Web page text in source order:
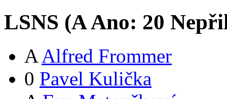
LSNS (AAno: 20
A Alfred Frommer
0 Pavel Kulička